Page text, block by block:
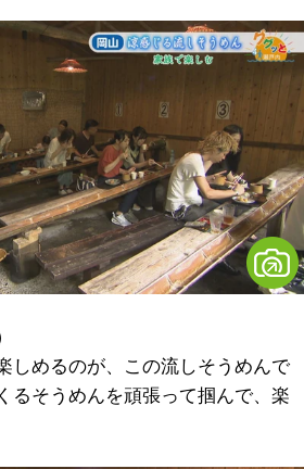
しめるのが、この流しそうめんで
るそうめんを頑張って掴んで、楽